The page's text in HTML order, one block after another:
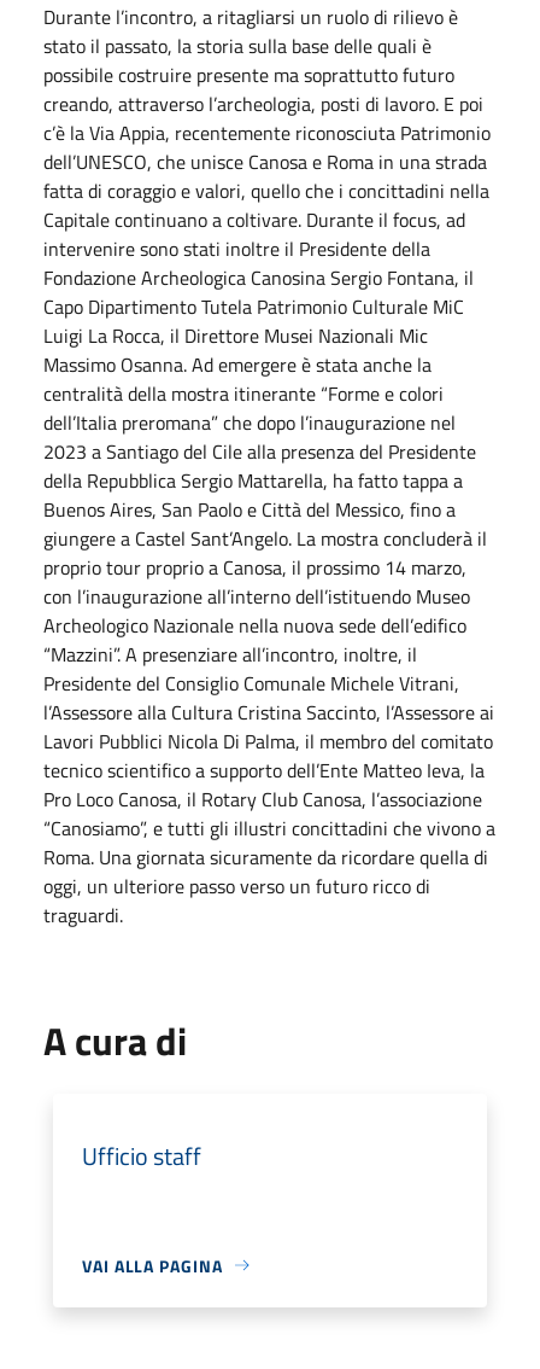
Durante l’incontro, a ritagliarsi un ruolo di rilievo è
stato il passato, la storia sulla base delle quali è
possibile costruire presente ma soprattutto futuro
creando, attraverso l’archeologia, posti di lavoro. E poi
c’è la Via Appia, recentemente riconosciuta Patrimonio
dell’UNESCO, che unisce Canosa e Roma in una strada
fatta di coraggio e valori, quello che i concittadini nella
Capitale continuano a coltivare. Durante il focus, ad
intervenire sono stati inoltre il Presidente della
Fondazione Archeologica Canosina Sergio Fontana, il
Capo Dipartimento Tutela Patrimonio Culturale MiC
Luigi La Rocca, il Direttore Musei Nazionali Mic
Massimo Osanna. Ad emergere è stata anche la
centralità della mostra itinerante “Forme e colori
dell’Italia preromana” che dopo l’inaugurazione nel
2023 a Santiago del Cile alla presenza del Presidente
della Repubblica Sergio Mattarella, ha fatto tappa a
Buenos Aires, San Paolo e Città del Messico, fino a
giungere a Castel Sant’Angelo. La mostra concluderà il
proprio tour proprio a Canosa, il prossimo 14 marzo,
con l’inaugurazione all’interno dell’istituendo Museo
Archeologico Nazionale nella nuova sede dell’edifico
“Mazzini”. A presenziare all’incontro, inoltre, il
Presidente del Consiglio Comunale Michele Vitrani,
l’Assessore alla Cultura Cristina Saccinto, l’Assessore ai
Lavori Pubblici Nicola Di Palma, il membro del comitato
tecnico scientifico a supporto dell’Ente Matteo Ieva, la
Pro Loco Canosa, il Rotary Club Canosa, l’associazione
“Canosiamo”, e tutti gli illustri concittadini che vivono a
Roma. Una giornata sicuramente da ricordare quella di
oggi, un ulteriore passo verso un futuro ricco di
traguardi.
A cura di
Ufficio staff
VAI ALLA PAGINA